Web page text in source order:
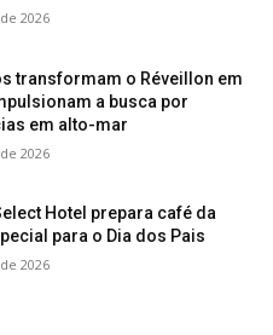
2026
transformam o Réveillon em
a busca por
em alto-mar
2026
Hotel prepara café da
para o Dia dos Pais
2026